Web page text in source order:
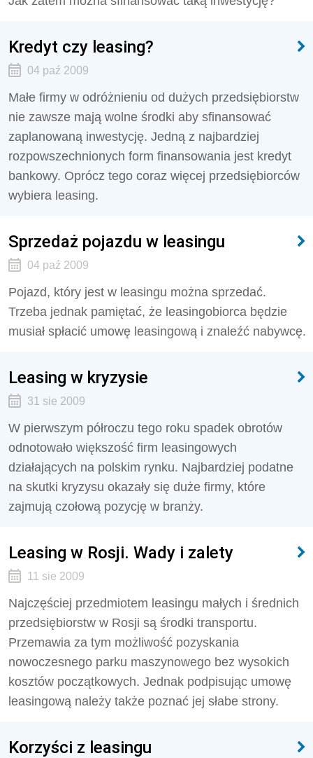
Kredyt czy leasing?
04 paź 2009
Małe firmy w odróżnieniu od dużych przedsiębiorstw
nie zawsze mają wolne środki aby sfinansować
zaplanowaną inwestycję. Jedną z najbardziej
rozpowszechnionych form finansowania jest kredyt
bankowy. Oprócz tego coraz więcej przedsiębiorców
wybiera leasing.
Sprzedaż pojazdu w leasingu
04 paź 2009
Pojazd, który jest w leasingu można sprzedać.
Trzeba jednak pamiętać, że leasingobiorca będzie
musiał spłacić umowę leasingową i znaleźć nabywcę.
Leasing w kryzysie
31 sie 2009
W pierwszym półroczu tego roku spadek obrotów
odnotowało większość firm leasingowych
działających na polskim rynku. Najbardziej podatne
na skutki kryzysu okazały się duże firmy, które
zajmują czołową pozycję w branży.
Leasing w Rosji. Wady i zalety
11 sie 2009
Najczęściej przedmiotem leasingu małych i średnich
przedsiębiorstw w Rosji są środki transportu.
Przemawia za tym możliwość pozyskania
nowoczesnego parku maszynowego bez wysokich
kosztów początkowych. Jednak podpisując umowę
leasingową należy także poznać jej słabe strony.
Korzyści z leasingu